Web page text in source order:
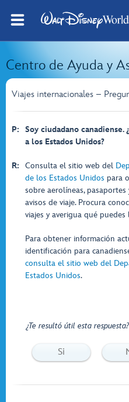
Centro de Ayuda y
Viajes internacionales –
P:
Soy ciudadano canadiense.
a los Estados Unidos?
R: Consulta el sitio web del
de los Estados Unidos para
sobre aerolíneas, pasaportes
avisos de viaje. Procura
viajes y averigua qué
Para obtener información
identificación para
consulta el sitio web del
Estados Unidos.
¿Te resultó útil esta respuesta?
Si